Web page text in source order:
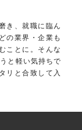
き、就職に臨ん
の業界・企業も
ことに。そんな
と軽い気持ちで
リと合致して入